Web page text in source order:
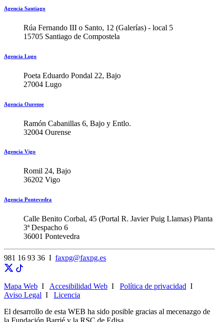
Agencia Santiago
Rúa Fernando III o Santo, 12 (Galerías) - local 5
15705 Santiago de Compostela
Agencia Lugo
Poeta Eduardo Pondal 22, Bajo
27004 Lugo
Agencia Ourense
Ramón Cabanillas 6, Bajo y Entlo.
32004 Ourense
Agencia Vigo
Romil 24, Bajo
36202 Vigo
Agencia Pontevedra
Calle Benito Corbal, 45 (Portal R. Javier Puig Llamas) Planta
3ª Despacho 6
36001 Pontevedra
981 16 93 36 I faxpg@faxpg.es
Mapa Web I Accesibilidad Web I Política de privacidad I
Aviso Legal I Licencia
El desarrollo de esta WEB ha sido posible gracias al mecenazgo de